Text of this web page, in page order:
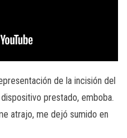
de la incisión del
prestado, emboba.
atrajo, me dejó sumido en